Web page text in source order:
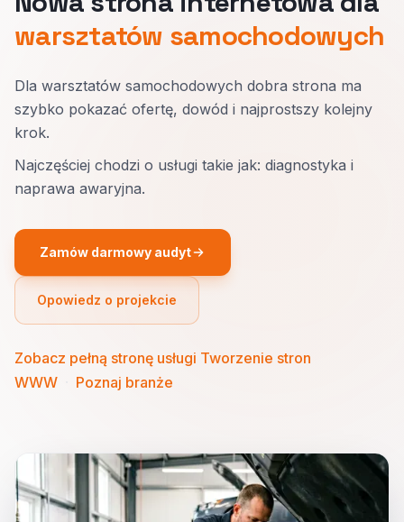
warsztatów samochodowych
Dla warsztatów samochodowych dobra strona ma
szybko pokazać ofertę, dowód i najprostszy kolejny
krok.
Najczęściej chodzi o usługi takie jak: diagnostyka i
naprawa awaryjna.
Zamów darmowy audyt
Opowiedz o projekcie
Zobacz pełną stronę usługi Tworzenie stron
WWW
Poznaj branże